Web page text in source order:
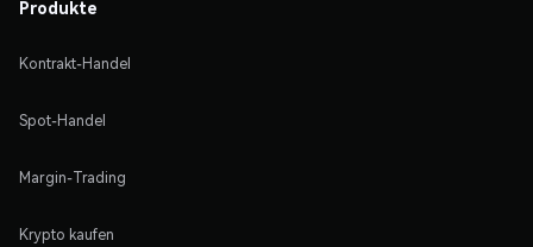
Produkte
Kontrakt-Handel
Spot-Handel
Margin-Trading
Krypto kaufen